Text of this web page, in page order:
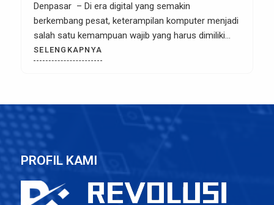
Denpasar – Di era digital yang semakin
berkembang pesat, keterampilan komputer menjadi
salah satu kemampuan wajib yang harus dimiliki
oleh setiap individu. Baik untuk keperluan pekerjaan,
pendidikan, maupun kehidupan sehari-hari,
di Denpasar, Bali, mengikuti kursus komputer adalah
SELENGKAPNYA
PROFIL KAMI